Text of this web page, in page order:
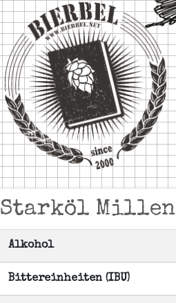
Starköl
Alkohol
Bittereinheiten (IBU)